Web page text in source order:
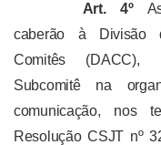
Art. 4º
caberão à Divisão
Comitês (DACC),
Subcomitê na
comunicação,
Resolução CSJT nº